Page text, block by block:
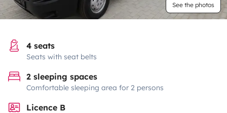
See the photos
4 seats
Seats with seat belts
2 sleeping spaces
Comfortable sleeping area for 2 persons
Licence B